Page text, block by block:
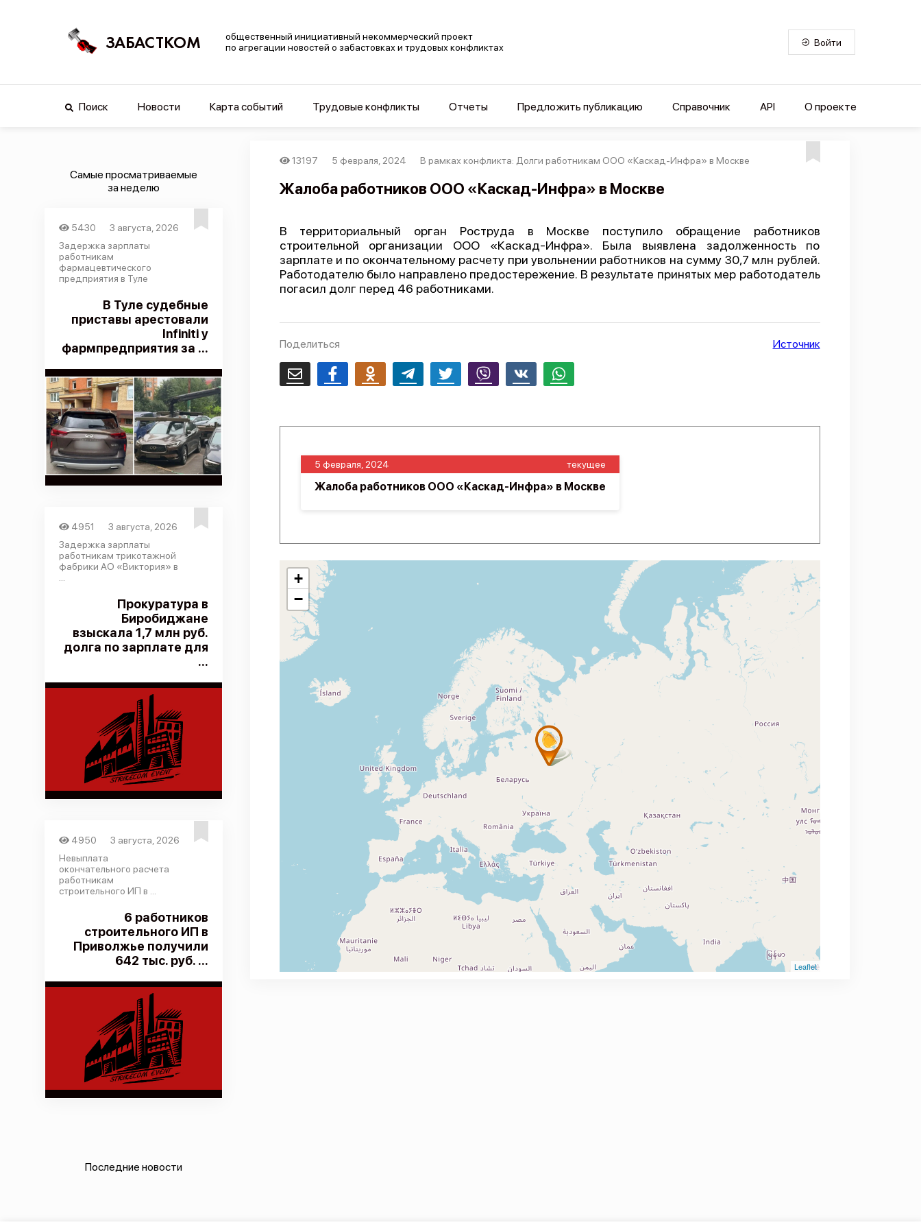
ЗАБАСТКОМ
общественный инициативный некоммерческий проект
по агрегации новостей о забастовках и трудовых конфликтах
Войти
Поиск Новости Карта событий Трудовые конфликты Отчеты Предложить публикацию Справочник API О проекте
Самые просматриваемые
за неделю
5430
3 августа, 2026
Задержка зарплаты
работникам
фармацевтического
предприятия в Туле
В Туле судебные
приставы арестовали
Infiniti у
фармпредприятия за ...
4951
3 августа, 2026
Задержка зарплаты
работникам трикотажной
фабрики АО «Виктория» в
Прокуратура в
Биробиджане
взыскала 1,7 млн руб.
долга по зарплате для
...
4950
3 августа, 2026
Невыплата
окончательного расчета
работникам
строительного ИП в ...
6 работников
строительного ИП в
Приволжье получили
642 тыс. руб. ...
Последние новости
13197 5 февраля, 2024 В рамках конфликта: Долги работникам ООО «Каскад-Инфра» в Москве
Жалоба работников ООО «Каскад-Инфра» в Москве
В территориальный орган Роструда в Москве поступило обращение работников
строительной организации ООО «Каскад-Инфра». Была выявлена задолженность по
зарплате и по окончательному расчету при увольнении работников на сумму 30,7 млн рублей.
Работодателю было направлено предостережение. В результате принятых мер работодатель
погасил долг перед 46 работниками.
Поделиться
Email FacebookOdnoklassnikiTelegram Twitter Viber Whatsapp
Источник
5 февраля, 2024 текущее
Жалоба работников ООО «Каскад-Инфра» в Москве
+
−
Leaflet